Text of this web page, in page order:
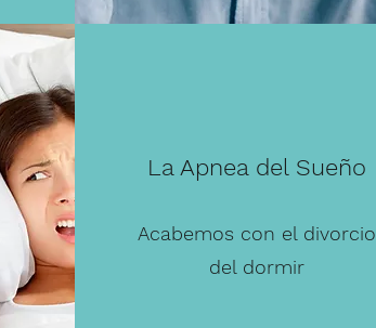
La Apnea del Sueño
Acabemos con el divorcio
del dormir